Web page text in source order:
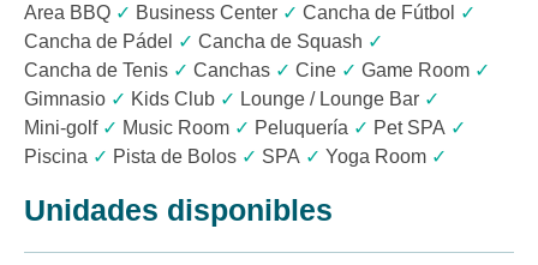
Area BBQ ✓ Business Center ✓ Cancha de Fútbol ✓
Cancha de Pádel ✓ Cancha de Squash ✓
Cancha de Tenis ✓ Canchas ✓ Cine ✓ Game Room ✓
Gimnasio ✓ Kids Club ✓ Lounge / Lounge Bar ✓
Mini-golf✓ Music Room ✓ Peluquería ✓ Pet SPA ✓
Piscina ✓ Pista de Bolos ✓ SPA ✓ Yoga Room ✓
Unidades disponibles